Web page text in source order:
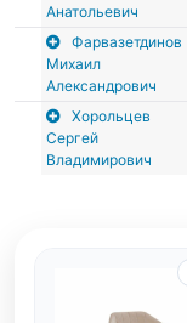
Анатольевич
Фарвазетдинов
Михаил
Александрович
Хорольцев
Сергей
Владимирович